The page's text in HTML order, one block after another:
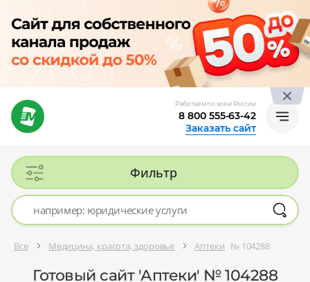
Работаем по всей России
8 800 555-63-42
Заказать сайт
Фильтр
Все Медицина, красота, здоровье Аптеки № 104288
Готовый сайт 'Аптеки' № 104288